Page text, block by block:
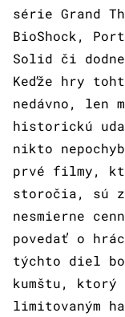
série Grand
BioShock,
Solid či
Keďže hry
nedávno, len
historickú
nikto
prvé filmy,
storočia, sú
nesmierne
povedať o
týchto diel
kumštu,
limitovaným